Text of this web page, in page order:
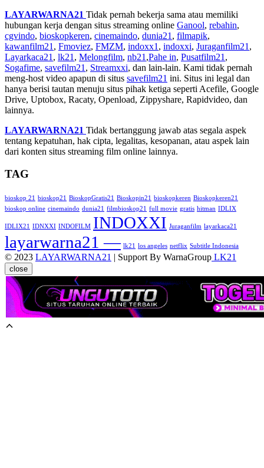
LAYARWARNA21 Tidak pernah bekerja sama atau memiliki
hubungan kerja dengan situs streaming online Ganool, rebahin,
cgvindo, bioskopkeren, cinemaindo, dunia21 , filmapik,
kawanfilm21 , Fmoviez, FMZM, indoxx1 , indoxxi, Juraganfilm21 ,
Layarkaca21 , lk21 , Melongfilm, nb21 ,Pahe in, Pusatfilm21 ,
Sogafime, savefilm21 , Streamxxi, dan lain-lain. Kami tidak pernah
meng-host video apapun di situs savefilm21 ini. Situs ini legal dan
hanya berisi tautan menuju situs pihak ketiga seperti Acefile, Google
Drive, Uptobox, Racaty, Openload, Zippyshare, Rapidvideo, dan
lainnya.
LAYARWARNA21 Tidak bertanggung jawab atas segala aspek
tentang kepatuhan, hak cipta, legalitas, kesopanan, atau aspek lain
dari konten situs streaming film online lainnya.
TAG
bioskop 21 bioskop21 BioskopGratis21 Bioskopin21 bioskopkeren Bioskopkeren21
bioskop online cinemaindo dunia21 filmbioskop21 full movie gratis hitman IDLIX
IDLIX21 IDNXXI INDOFILM INDOXXI Juraganfilm layarkaca21
layarwarna21 — lk21 los angeles netflix Subtitle Indonesia
© 2023 LAYARWARNA21 | Support By WarnaGroup LK21
close